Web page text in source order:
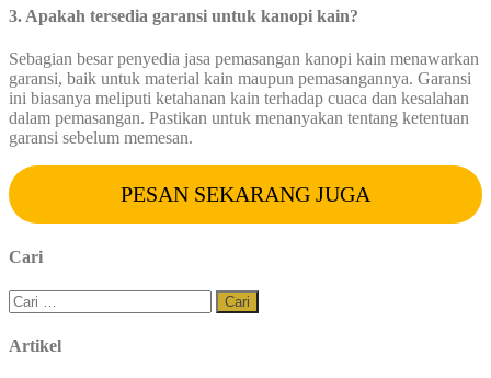
3. Apakah tersedia garansi untuk kanopi kain?
Sebagian besar penyedia jasa pemasangan kanopi kain menawarkan
garansi, baik untuk material kain maupun pemasangannya. Garansi
ini biasanya meliputi ketahanan kain terhadap cuaca dan kesalahan
dalam pemasangan. Pastikan untuk menanyakan tentang ketentuan
garansi sebelum memesan.
PESAN SEKARANG JUGA
Cari
Cari
untuk:
Artikel